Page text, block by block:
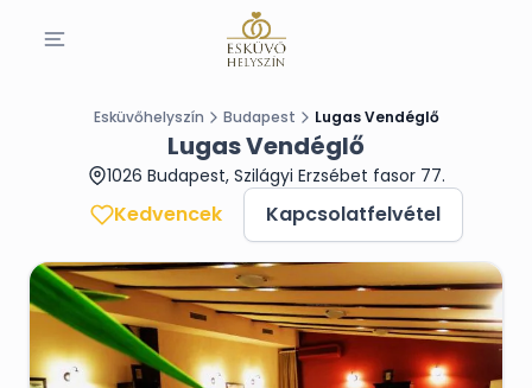
Esküvőhelyszín Budapest Lugas Vendéglő
Lugas Vendéglő
1026 Budapest, Szilágyi Erzsébet fasor 77.
Kedvencek Kapcsolatfelvétel